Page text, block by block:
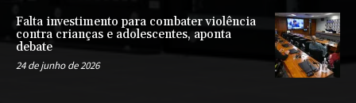
Falta investimento para combater violência
contra crianças e adolescentes, aponta
debate
24 de junho de 2026